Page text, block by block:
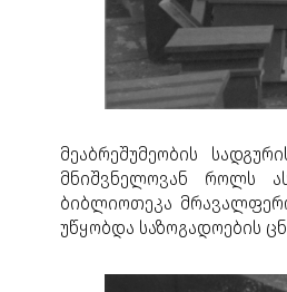
მეაბრეშუმეობის
მნიშვნელოვან როლს
ბიბლიოთეკა
უწყობდა საზოგადოების